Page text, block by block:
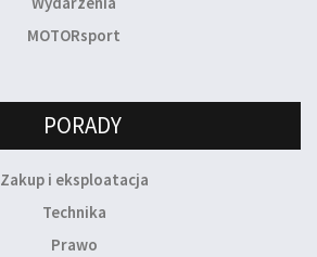
MOTORsport
PORADY
Zakup i eksploatacja
Technika
Prawo